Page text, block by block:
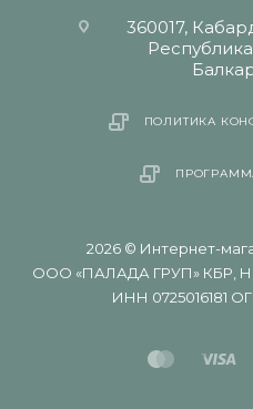
360017,
ПОЛИТИКА
2026 © Интернет-
ООО «ПАЛАДА ГРУП» КБР,
ИНН 0725016181